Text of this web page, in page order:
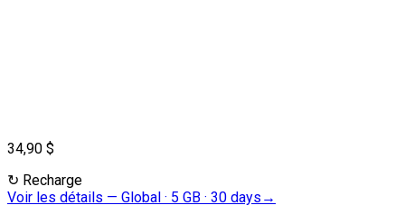
34,90 $
↻ Recharge
Voir les détails — Global · 5 GB · 30 days →